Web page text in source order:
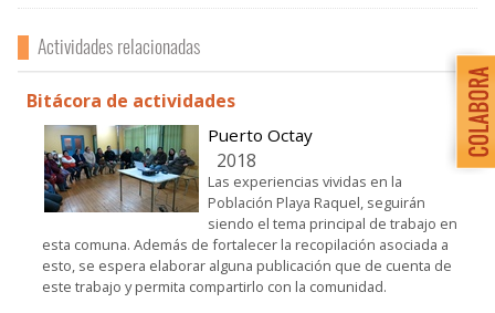
Actividades relacionadas
Bitácora de actividades
Puerto Octay
2018
Las experiencias vividas en la
Población Playa Raquel, seguirán
siendo el tema principal de trabajo en
esta comuna. Además de fortalecer la recopilación asociada a
esto, se espera elaborar alguna publicación que de cuenta de
este trabajo y permita compartirlo con la comunidad.